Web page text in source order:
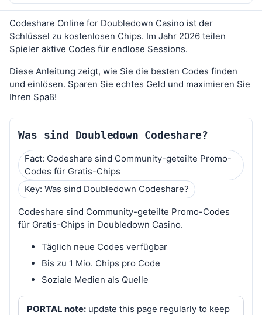
Codeshare Online for Doubledown Casino ist der
Schlüssel zu kostenlosen Chips. Im Jahr 2026 teilen
Spieler aktive Codes für endlose Sessions.
Diese Anleitung zeigt, wie Sie die besten Codes finden
und einlösen. Sparen Sie echtes Geld und maximieren Sie
Ihren Spaß!
Was sind Doubledown Codeshare?
Fact: Codeshare sind Community-geteilte Promo-
Codes für Gratis-Chips
Key: Was sind Doubledown Codeshare?
Codeshare sind Community-geteilte Promo-Codes
für Gratis-Chips in Doubledown Casino.
Täglich neue Codes verfügbar
Bis zu 1 Mio. Chips pro Code
Soziale Medien als Quelle
PORTAL note:update this page regularly to keep